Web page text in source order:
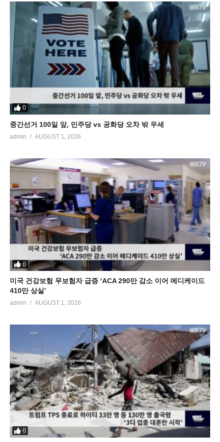
0
중간선거 100일 앞, 민주당 vs 공화당 오차 밖 우세
admin AUGUST 1, 2026
0
미국 건강보험 무보험자 급증 ‘ACA 290만 감소 이어 메디케이드
410만 상실’
admin AUGUST 1, 2026
0